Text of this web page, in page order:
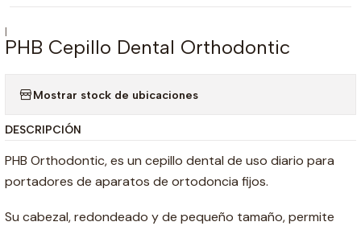
|
PHB Cepillo Dental Orthodontic
Mostrar stock de ubicaciones
DESCRIPCIÓN
PHB Orthodontic, es un cepillo dental de uso diario para
portadores de aparatos de ortodoncia fijos.
Su cabezal, redondeado y de pequeño tamaño, permite